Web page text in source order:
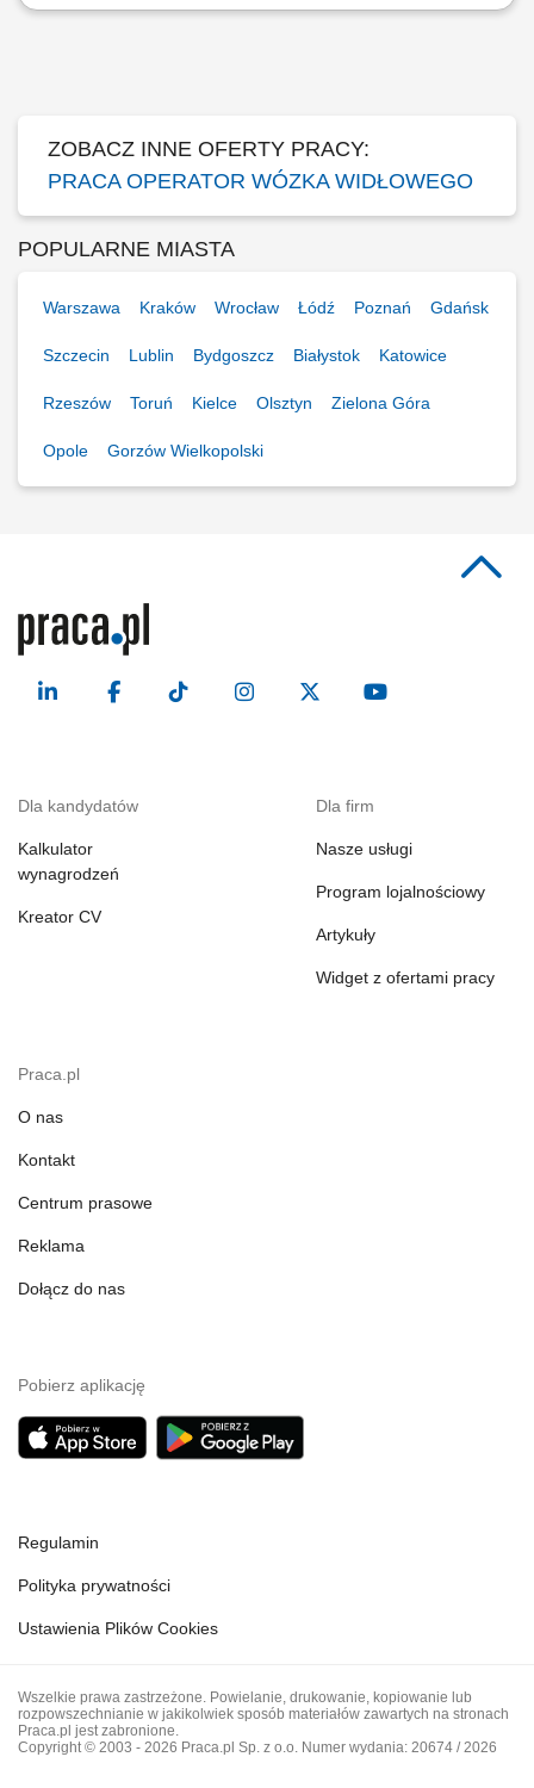
Praca jako operator wózka widłowego Reachtruck na magazynie w
ZOBACZ INNE OFERTY PRACY:
PRACA OPERATOR WÓZKA WIDŁOWEGO
POPULARNE MIASTA
Warszawa Kraków Wrocław Łódź Poznań Gdańsk
Szczecin Lublin Bydgoszcz Białystok Katowice
Rzeszów Toruń Kielce Olsztyn Zielona Góra
Opole Gorzów Wielkopolski
Dla kandydatów
Kalkulator
wynagrodzeń
Kreator CV
Dla firm
Nasze usługi
Program lojalnościowy
Artykuły
Widget z ofertami pracy
Praca.pl
O nas
Kontakt
Centrum prasowe
Reklama
Dołącz do nas
Pobierz aplikację
Regulamin
Polityka prywatności
Ustawienia Plików Cookies
Wszelkie prawa zastrzeżone. Powielanie, drukowanie, kopiowanie lub
rozpowszechnianie w jakikolwiek sposób materiałów zawartych na stronach
Praca.pl jest zabronione.
Copyright © 2003 - 2026 Praca.pl Sp. z o.o. Numer wydania: 20674 / 2026